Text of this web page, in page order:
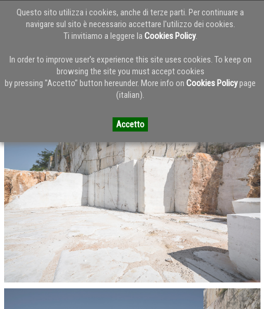
Questo sito utilizza i cookies, anche di terze parti. Per continuare a
navigare sul sito è necessario accettare l'utilizzo dei cookies.
Ti invitiamo a leggere la Cookies Policy.
In order to improve user's experience this site uses cookies. To keep on
browsing the site you must accept cookies
by pressing "Accetto" button hereunder. More info onCookies Policypage
(italian).
Accetto
Torna alla Home del Blog
MARMO ZANDOBBIO